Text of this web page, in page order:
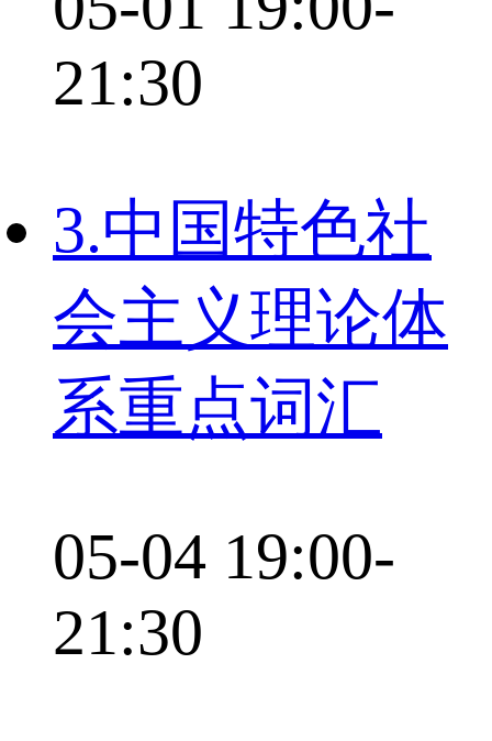
21:30
3.中国特色社
会主义理论体
系重点词汇
05-04 19:00-
21:30